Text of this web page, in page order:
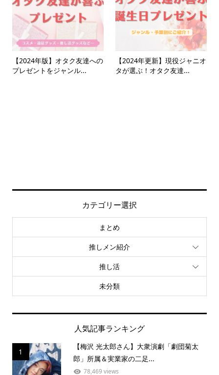
【2024年版】オタク友達への
プレゼントをジャンル...
【2024年更新】現役ジャニオ
タが選ぶ！オタク友達...
カテゴリー選択
まとめ
推しメン紹介
推し活
未分類
人気記事ランキング
1
【梅沢 光太郎さん】大衆演劇「劇団菊太
郎」所属＆実業家の二足...
78,469 views